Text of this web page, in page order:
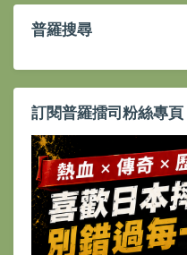
普羅搜尋
訂閱普羅擂司粉絲專頁